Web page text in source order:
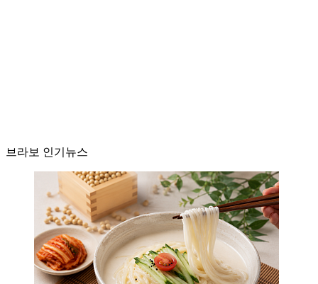
브라보 인기뉴스